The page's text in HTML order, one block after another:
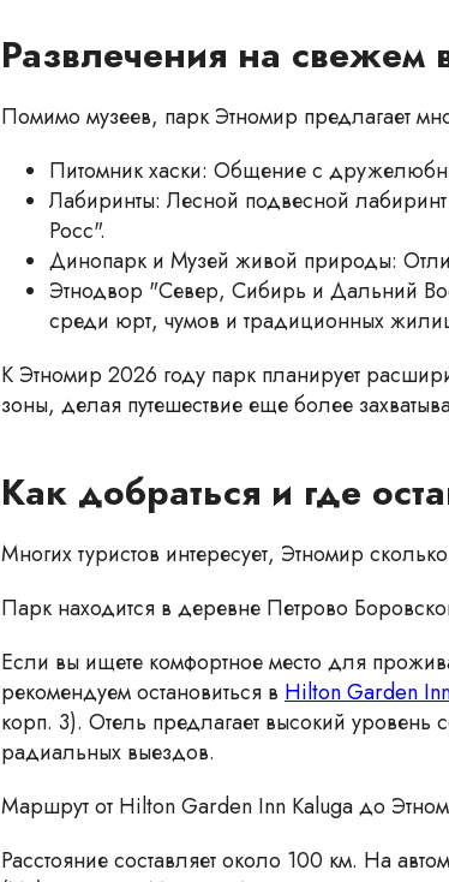
Развлечения на свежем
Помимо музеев, парк Этномир предлагает
Питомник хаски: Общение с
Лабиринты: Лесной подвесной
Росс".
Динопарк и Музей живой природы:
Этнодвор "Север, Сибирь и Дальний
среди юрт, чумов и традиционных
К Этномир 2026 году парк планирует
зоны, делая путешествие еще более
Как добраться и где
Многих туристов интересует, Этномир
Парк находится в деревне Петрово
Если вы ищете комфортное место для
рекомендуем остановиться в Hilton Garden
корп. 3). Отель предлагает высокий
радиальных выездов.
Маршрут от Hilton Garden Inn Kaluga до
Расстояние составляет около 100 км. На